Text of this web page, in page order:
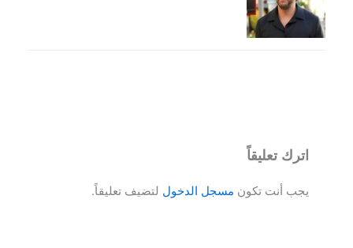
اترك تعليقاً
يجب أنت تكون مسجل الدخول لتضيف تعليقاً.